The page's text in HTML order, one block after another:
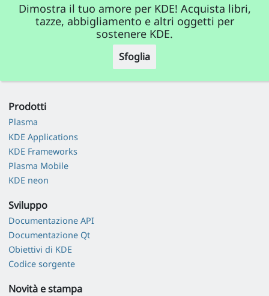
Dimostra il tuo amore per KDE! Acquista libri,
tazze, abbigliamento e altri oggetti per
sostenere KDE.
Sfoglia
Prodotti
Plasma
KDE Applications
KDE Frameworks
Plasma Mobile
KDE neon
Sviluppo
Documentazione API
Documentazione Qt
Obiettivi di KDE
Codice sorgente
Novità e stampa